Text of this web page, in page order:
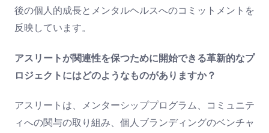
後の個人的成長とメンタルヘルスへのコミットメントを
反映しています。
アスリートが関連性を保つために開始できる革新的なプ
ロジェクトにはどのようなものがありますか？
アスリートは、メンターシッププログラム、コミュニテ
ィへの関与の取り組み、個人ブランディングのベンチャ